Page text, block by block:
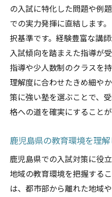
経験豊富な講師を
生徒に寄り添った
講師の指導力を評
鹿児島県の塾で優
講師の評判を元に
カリキュラムの充実度
入試対策がしっか
総合教育を提供す
カリキュラムのバ
う
授業の質を左右す
の入試に特化した問題や例
での実力発揮に直結します
択基準です。経験豊富な講
入試傾向を踏まえた指導が
指導や少人数制のクラスを
理解度に合わせたきめ細や
策に強い塾を選ぶことで、
格への道を確実にすることが
鹿児島県の教育環境を理解
鹿児島県での入試対策に役
地域の教育環境を把握する
は、都市部から離れた地域